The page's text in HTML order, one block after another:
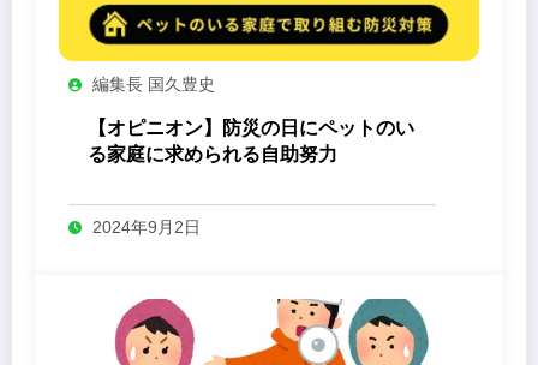
編集長 国久豊史
【オピニオン】防災の日にペットのい
る家庭に求められる自助努力
2024年9月2日